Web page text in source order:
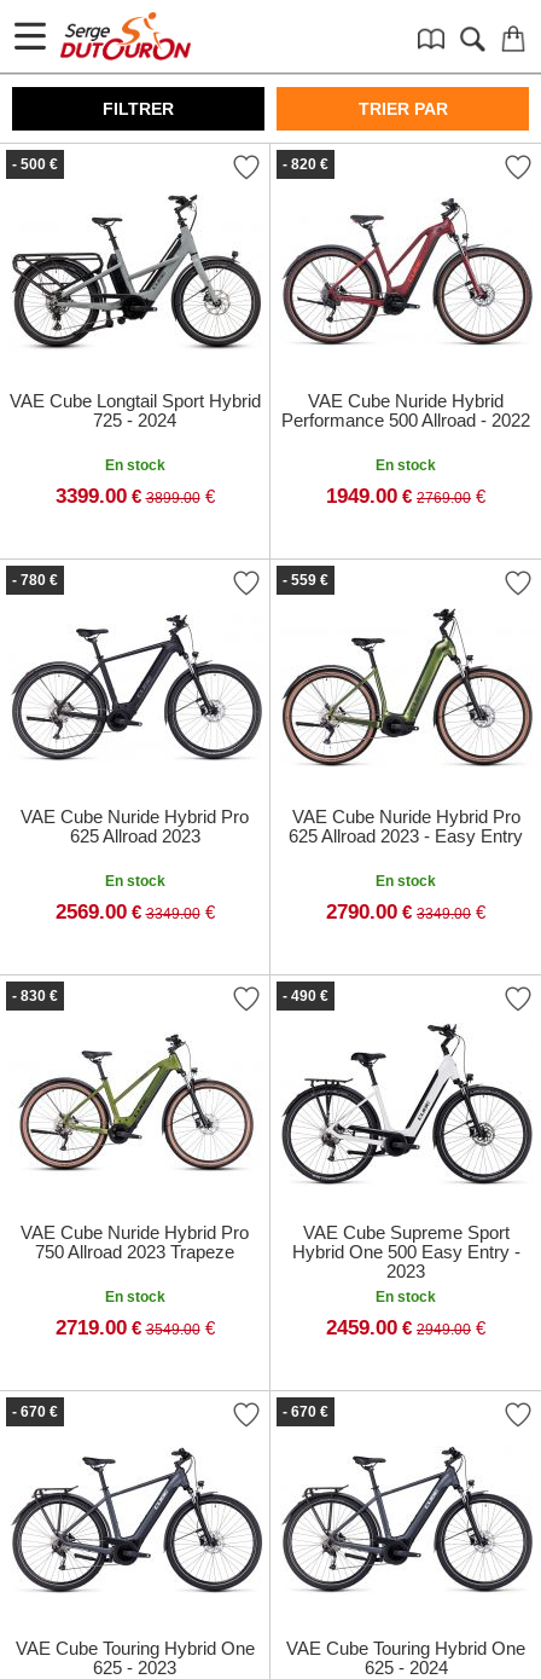
FILTRER TRIER PAR
- 500 €
VAE Cube Longtail Sport Hybrid
725 - 2024
En stock
3399.00 € 3899.00€
- 820 €
VAE Cube Nuride Hybrid
Performance 500 Allroad - 2022
En stock
1949.00 € 2769.00 €
- 780 €
VAE Cube Nuride Hybrid Pro
625 Allroad 2023
En stock
2569.00 € 3349.00€
- 559 €
VAE Cube Nuride Hybrid Pro
625 Allroad 2023 - Easy Entry
En stock
2790.00 € 3349.00 €
- 830 €
VAE Cube Nuride Hybrid Pro
750 Allroad 2023 Trapeze
En stock
2719.00 € 3549.00€
- 490 €
VAE Cube Supreme Sport
Hybrid One 500 Easy Entry -
2023
En stock
2459.00 € 2949.00 €
- 670 €
VAE Cube Touring Hybrid One
625 - 2023
- 670 €
VAE Cube Touring Hybrid One
625 - 2024